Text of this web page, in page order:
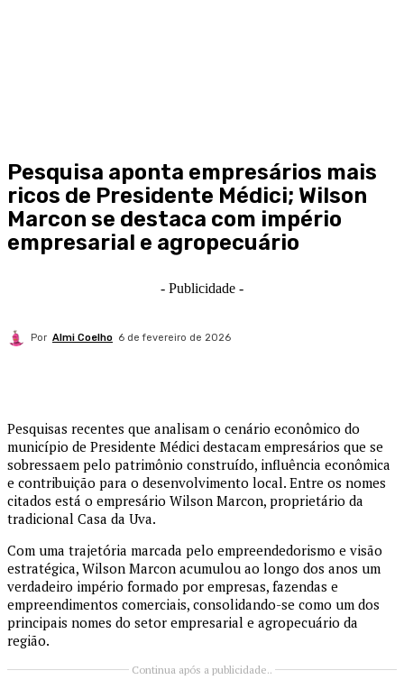
Pesquisa aponta empresários mais
ricos de Presidente Médici; Wilson
Marcon se destaca com império
empresarial e agropecuário
- Publicidade -
Por Almi Coelho 6 de fevereiro de 2026
Pesquisas recentes que analisam o cenário econômico do
município de Presidente Médici destacam empresários que se
sobressaem pelo patrimônio construído, influência econômica
e contribuição para o desenvolvimento local. Entre os nomes
citados está o empresário Wilson Marcon, proprietário da
tradicional Casa da Uva.
Com uma trajetória marcada pelo empreendedorismo e visão
estratégica, Wilson Marcon acumulou ao longo dos anos um
verdadeiro império formado por empresas, fazendas e
empreendimentos comerciais, consolidando-se como um dos
principais nomes do setor empresarial e agropecuário da
região.
Continua após a publicidade..